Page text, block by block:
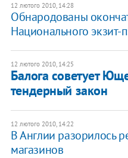
12 лютого 2010, 14:28
Обнародованы
Национального экзит-
12 лютого 2010, 14:25
Балога советует
тендерный закон
12 лютого 2010, 14:22
В Англии разорилось
магазинов